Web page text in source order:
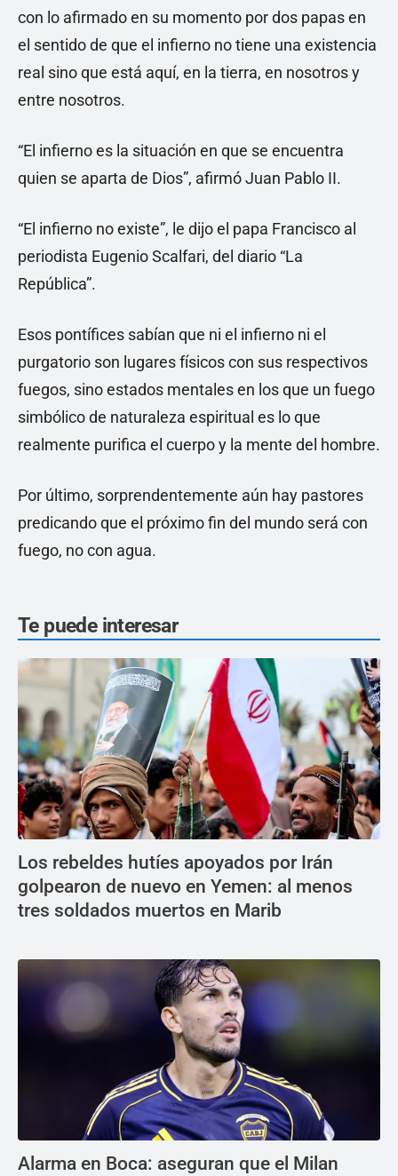
con lo afirmado en su momento por dos papas en
el sentido de que el infierno no tiene una existencia
real sino que está aquí, en la tierra, en nosotros y
entre nosotros.
“El infierno es la situación en que se encuentra
quien se aparta de Dios”, afirmó Juan Pablo II.
“El infierno no existe”, le dijo el papa Francisco al
periodista Eugenio Scalfari, del diario “La
República”.
Esos pontífices sabían que ni el infierno ni el
purgatorio son lugares físicos con sus respectivos
fuegos, sino estados mentales en los que un fuego
simbólico de naturaleza espiritual es lo que
realmente purifica el cuerpo y la mente del hombre.
Por último, sorprendentemente aún hay pastores
predicando que el próximo fin del mundo será con
fuego, no con agua.
Te puede interesar
Los rebeldes hutíes apoyados por Irán
golpearon de nuevo en Yemen: al menos
tres soldados muertos en Marib
Alarma en Boca: aseguran que el Milan